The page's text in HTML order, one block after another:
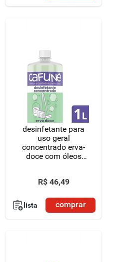
desinfetante para
uso geral
concentrado erva-
doce com óleos
1l
R$ 46,49
lista comprar